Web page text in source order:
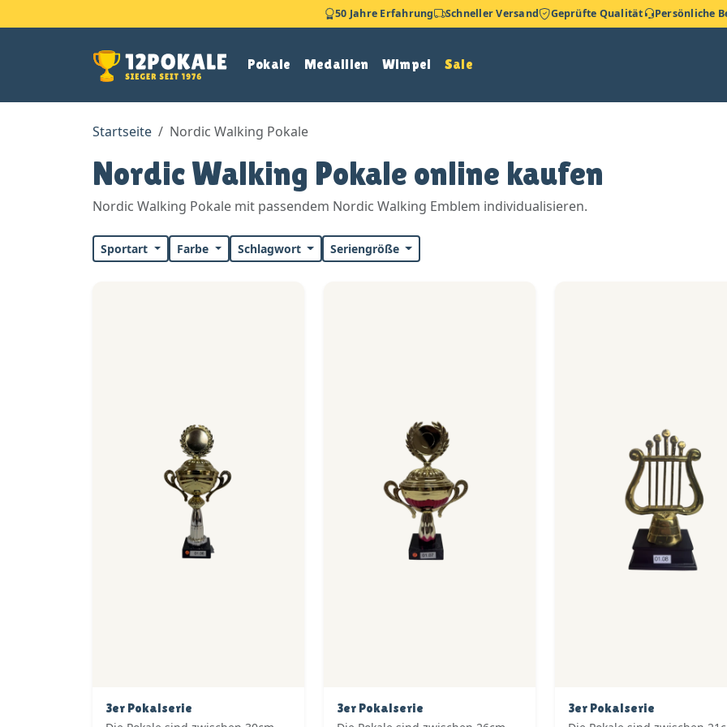
50 Jahre Erfahrung Schneller Versand Geprüfte Qualität Persönliche
Pokale Medaillen Wimpel Sale
Startseite Nordic Walking Pokale
Nordic Walking Pokale online kaufen
Nordic Walking Pokale mit passendem Nordic Walking Emblem individualisieren.
Sportart Farbe Schlagwort Seriengröße
3er Pokalserie
3er Pokalserie
3er Pokalserie